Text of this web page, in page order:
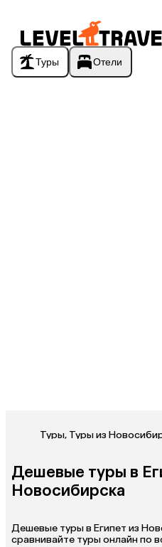
Туры Отели
Туры, Туры из
Дешевые туры в
Новосибирска
Дешевые туры в Египет из
сравнивайте туры онлайн по